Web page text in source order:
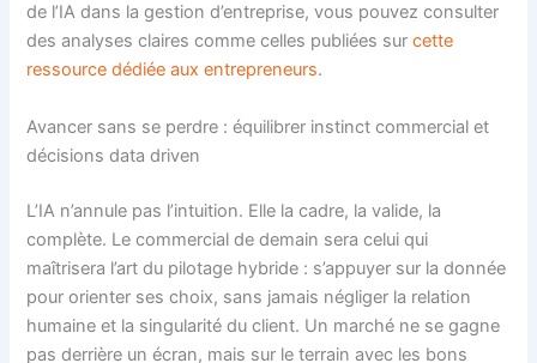
de l’IA dans la gestion d’entreprise, vous pouvez consulter
des analyses claires comme celles publiées surcette
ressource dédiée aux entrepreneurs.
Avancer sans se perdre : équilibrer instinct commercial et
décisions data driven
L’IA n’annule pas l’intuition. Elle la cadre, la valide, la
complète. Le commercial de demain sera celui qui
maîtrisera l’art du pilotage hybride : s’appuyer sur la donnée
pour orienter ses choix, sans jamais négliger la relation
humaine et la singularité du client. Un marché ne se gagne
pas derrière un écran, mais sur le terrain avec les bons